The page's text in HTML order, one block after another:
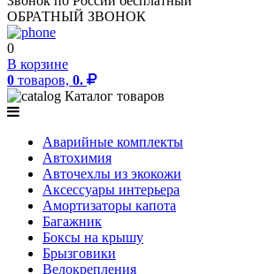
ОБРАТНЫЙ ЗВОНОК
0
В корзине
0 товаров, 0.
Каталог товаров
Аварийные комплекты
Автохимия
Авточехлы из экокожи
Аксессуары интерьера
Амортизаторы капота
Багажник
Боксы на крышу
Брызговики
Велокрепления